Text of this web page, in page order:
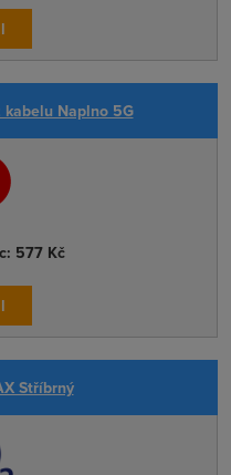
Naplno 5G
577 Kč
Stříbrný